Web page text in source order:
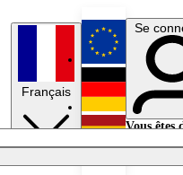
Français
English
Deutsch
Se
Vous êtes